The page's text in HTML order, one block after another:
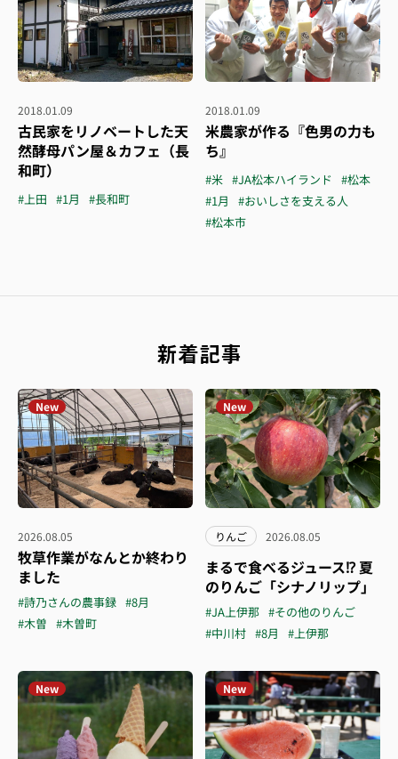
2018.01.09
古民家をリノベートした天
然酵母パン屋＆カフェ（長
和町）
#上田 #1月 #長和町
2018.01.09
米農家が作る『色男の力も
ち』
#米 #JA松本ハイランド #松本
#1月
#おいしさを支える人
#松本市
新着記事
New
2026.08.05
牧草作業がなんとか終わり
ました
#詩乃さんの農事録 #8月
#木曽 #木曽町
New
りんご 2026.08.05
まるで食べるジュース⁉︎ 夏
のりんご「シナノリップ」
#JA上伊那 #その他のりんご
#中川村 #8月 #上伊那
New New